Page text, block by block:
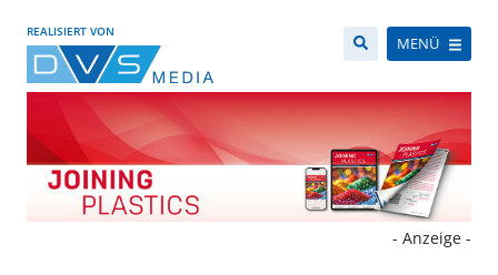
REALISIERT VON
MENÜ
- Anzeige -